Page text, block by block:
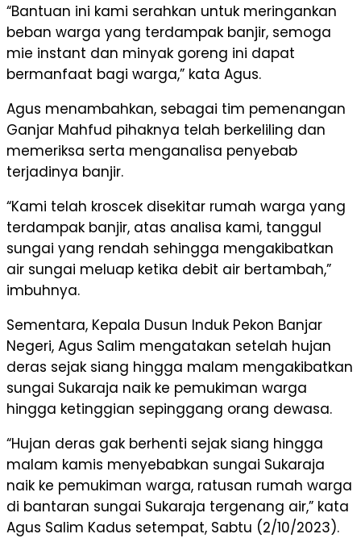
“Bantuan ini kami serahkan untuk meringankan
beban warga yang terdampak banjir, semoga
mie instant dan minyak goreng ini dapat
bermanfaat bagi warga,” kata Agus.
Agus menambahkan, sebagai tim pemenangan
Ganjar Mahfud pihaknya telah berkeliling dan
memeriksa serta menganalisa penyebab
terjadinya banjir.
“Kami telah kroscek disekitar rumah warga yang
terdampak banjir, atas analisa kami, tanggul
sungai yang rendah sehingga mengakibatkan
air sungai meluap ketika debit air bertambah,”
imbuhnya.
Sementara, Kepala Dusun Induk Pekon Banjar
Negeri, Agus Salim mengatakan setelah hujan
deras sejak siang hingga malam mengakibatkan
sungai Sukaraja naik ke pemukiman warga
hingga ketinggian sepinggang orang dewasa.
“Hujan deras gak berhenti sejak siang hingga
malam kamis menyebabkan sungai Sukaraja
naik ke pemukiman warga, ratusan rumah warga
di bantaran sungai Sukaraja tergenang air,” kata
Agus Salim Kadus setempat, Sabtu (2/10/2023).